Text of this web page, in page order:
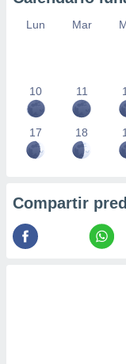
Lun Mar
10 11
17 18
Compartir